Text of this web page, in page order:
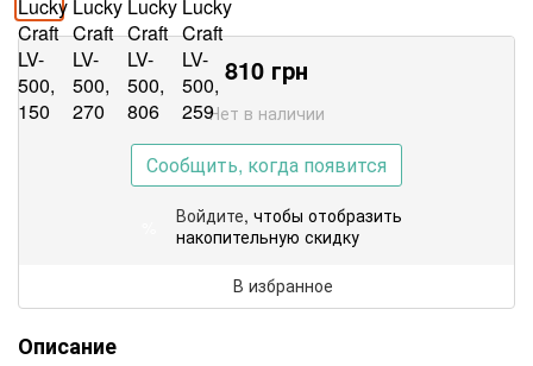
810 грн
Нет в наличии
Сообщить, когда появится
Войдите, чтобы отобразить
накопительную скидку
В избранное
Описание